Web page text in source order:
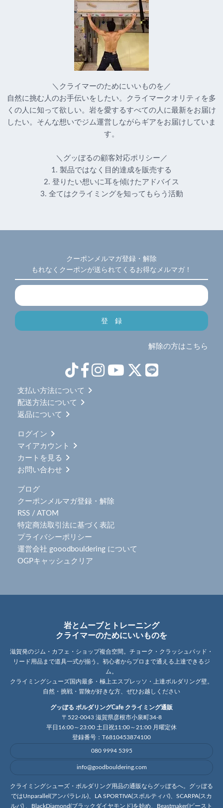
＼クライマーのためにいいものを／
自然に挑む人のお手伝いをしたい。クライマークオリティを多
くの人に知って欲しい。岩を愛するすべての人に最新をお届け
したい。そんな想いでジム運営しながらギアをお届けしていま
す。
＼グッぼるの顧客対応ポリシー／
1. 製品ではなく目的達成を販売する
2. 登りたい想いに耳を傾けたアドバイス
3. 全てはクライミングを知ってもらう活動
クーポンメルマガ登録・解除
もれなくクーポンが送られてくるお得なメルマガ！
解除の方はこちら
支払い方法について
配送方法について
返品について
ログイン
マイアカウント
カートを見る
お問い合わせ
ブログ
クーポンメルマガ登録・解除
RSS / ATOM
特定商法取引法に基づく表記
プライバシーポリシー
運営会社 gooodbouldering について
OGPキャッシュクリア
岩とムーブとトレーニング
クライマーのためにいいものを
滋賀発のジム・カフェ・ショップ複合空間。チョーク・クラッシュパッド・
リード用品まで道具一式が揃う。初心者からプロまで通える上達できるジ
ム。
クライミングシューズ国内最多・極上エスプレッソ・上達ボルダリング壁。
自然・挑戦・冒険が好きな方、ぜひお越しください
グッぼる ボルダリングCafe クライミング通販
〒522-0043 滋賀県彦根市小泉町34-8
平日16:00～23:00 土日祝11:00～21:00 月曜定休
登録番号：T6810453874100
080 9994 5395
info@goodbouldering.com
クライミングシューズ・ボルダリング用品の通販ならグッぼるへ。グッぼる
ではUnparallel(アンパラレル)、LA SPORTIVA(スポルティバ)、SCARPA(スカ
ルパ) 、BlackDiamond(ブラックダイヤモンド)を始め、Beastmaker(ビースト